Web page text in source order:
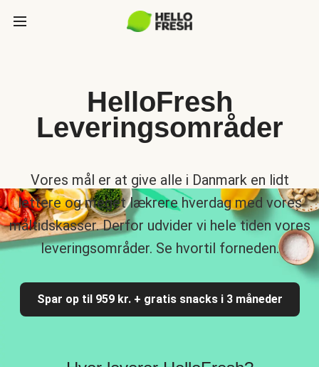
HelloFresh
Leveringsområder
Vores mål er at give alle i Danmark en lidt
lettere og meget lækrere hverdag med vores
måltidskasser. Derfor udvider vi hele tiden vores
leveringsområder. Se hvortil forneden.
Spar op til 959 kr. + gratis snacks i 3 måneder